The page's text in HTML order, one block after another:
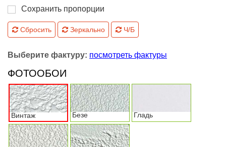
Сохранить пропорции
Сбросить Зеркально Ч/Б
Выберите фактуру: посмотреть фактуры
ФОТООБОИ
Винтаж Безе Гладь